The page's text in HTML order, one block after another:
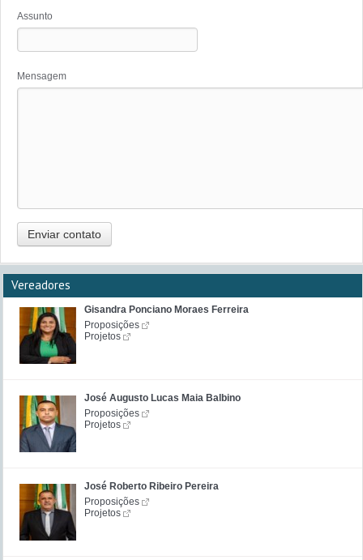
Assunto
Mensagem
Enviar contato
Vereadores
Gisandra Ponciano Moraes Ferreira
Proposições
Projetos
José Augusto Lucas Maia Balbino
Proposições
Projetos
José Roberto Ribeiro Pereira
Proposições
Projetos